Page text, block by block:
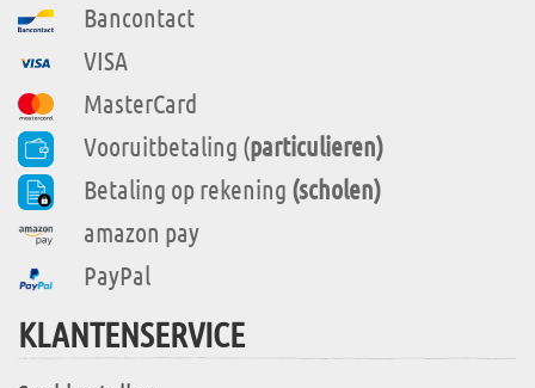
Bancontact
VISA
MasterCard
Vooruitbetaling (particulieren)
Betaling op rekening (scholen)
amazon pay
PayPal
KLANTENSERVICE